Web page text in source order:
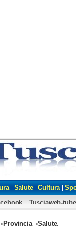
Salute Cultura
Tusciaweb-tube
, >Provincia , >Salute